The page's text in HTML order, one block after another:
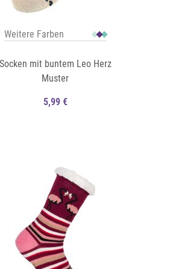
Weitere Farben
Socken mit buntem Leo Herz
Muster
5,99 €